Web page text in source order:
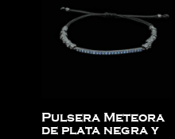
Pulsera Meteora
de plata negra y